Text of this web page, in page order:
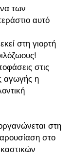
των
αυτό
στη γιορτή
στις
αγωγής η
στη
στο